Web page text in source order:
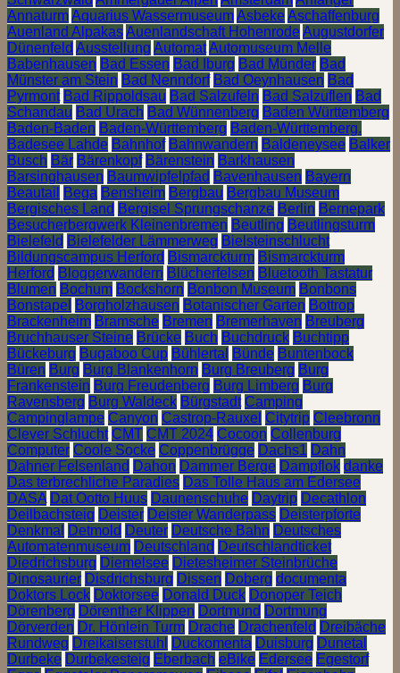
AnnaturmAquarius WassermuseumAsbekeAschaffenburg
Auenland AlpakasAuenlandschaft HohenrodeAugustdorfer
Dünenfeld Ausstellung AutomatAutomuseum Melle
Babenhausen Bad Essen Bad Iburg Bad Münder Bad
Münster am Stein Bad Nenndorf Bad Oeynhausen Bad
Pyrmont Bad Rippoldsau Bad Salzufeln Bad Salzuflen Bad
Schandau Bad Urach Bad Wünnenberg Baden Württemberg
Baden-Baden Baden-Württemberg Baden-Württemberg.
Badesee Lahde Bahnhof Bahnwandern Baldeneysee Balker
Busch Bär Bärenkopf Bärenstein Barkhausen
Barsinghausen Baumwipfelpfad Bavenhausen Bayern
Beautail
Bega Bensheim Bergbau Bergbau Museum
Bergisches Land Bergisel Sprungschanze Berlin Bernepark
Besucherbergwerk Kleinenbremen Beutling Beutlingsturm
Bielefeld Bielefelder Lämmerweg Bielsteinschlucht
Bildungscampus Herford Bismarckturm Bismarckturm
Herford Bloggerwandern Blücherfelsen Bluetooth Tastatur
Blumen Bochum Bockshorn Bonbon Museum Bonbons
Bonstapel Borgholzhausen Botanischer Garten Bottrop
Brackenheim Bramsche Bremen Bremerhaven Breuberg
Bruchhauser Steine Brücke Buch Buchdruck Buchtipp
Bückeburg Bugaboo Cup Bühlertal Bünde Buntenbock
Büren Burg Burg Blankenhorn Burg Breuberg Burg
Frankenstein Burg Freudenberg Burg Limberg Burg
Ravensberg Burg Waldeck Bürgstadt Camping
Campinglampe Canyon Castrop-Rauxel Citytrip Cleebronn
Clever Schlucht CMT CMT 2024 Cocoon Collenburg
Computer Coole Socke Coppenbrügge Dachs1 Dahn
Dahner Felsenland Dahon Dammer Berge Dampflok danke
Das terbrechliche Paradies Das Tolle Haus am Edersee
DASA Dat Ootto Huus Daunenschuhe Daytrip Decathlon
Deilbachsteig Deister Deister Wanderpass Deisterpforte
Denkmal
Detmold Deuter Deutsche Bahn Deutsches
Automatenmuseum Deutschland Deutschlandticket
Diedrichsburg Diemelsee Dietesheimer Steinbrüche
Dinosaurier Disdrichsburg Dissen Doberg documenta
Doktors Lock Doktorsee Donald Duck Donoper Teich
Dörenberg Dörenther Klippen Dortmund Dortmung
Dörverden Dr. Hönlein Turm Drache Drachenfeld Dreibäche
Rundweg Dreikaiserstuhl Duckomenta Duisburg Dunetal
Durbeke Durbekesteig Eberbach eBike Edersee Egestorf